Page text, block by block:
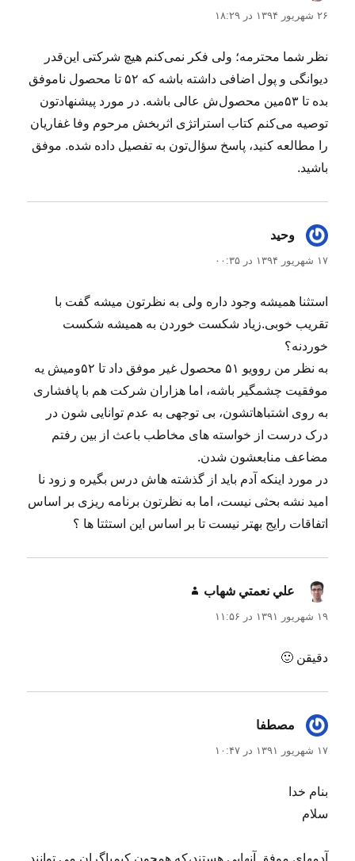
۲۶ شهریور ۱۳۹۴ در ۱۸:۲۹
نظر شما محترمه؛ ولی فکر نمی‌کنم هیچ شرکتی این‌قدر
دیوانگی و پول اضافی داشته باشه که ۵۲ تا محصول ناموفق
بده تا ۵۳مین محصول‌ش عالی باشه. در مورد پیشنهادتون
توصیه می‌کنم کتاب استراتژی اثربخش مرحوم وفا غفاریان
را مطالعه کنید، پاسخ سؤال‌تون به تفصیل داده شده. موفق
باشید.
وحید
۱۷ شهریور ۱۳۹۴ در ۰۰:۳۵
استثنا همیشه وجود داره ولی به نظرتون میشه گفت با
تقریب خوبی.زیاد شکست خوردن به همیشه شکست
خوردنه؟
به نظر من روویو ۵۱ محصول غیر موفق داد تا ۵۲ومیش یه
موفقیت چشمگیر باشه، اما هزاران شرکت هم با پافشاری
به روی اشتباهاتشون، بی توجهی به عدم توانایی شون در
درک درست از خواسته های مخاطب باعث از بین رفتم
مضاعف منابعشون شدن.
در مورد اینکه آدم باید از گذشته هاش درس بگیره و زود نا
امید نشه بحثی نیست، اما به نظرتون برنامه ریزی بر اساس
اتفاقات رایج بهتر نیست تا بر اساس این استثتا ها ؟
علي نعمتي شهاب
۱۹ شهریور ۱۳۹۱ در ۱۱:۵۶
دقیقن 🙂
مصطفا
۱۷ شهریور ۱۳۹۱ در ۱۰:۴۷
بنام خدا
سلام
آدمهای موفق آنهایی هستند،که همچون کیمیاگران می توانند